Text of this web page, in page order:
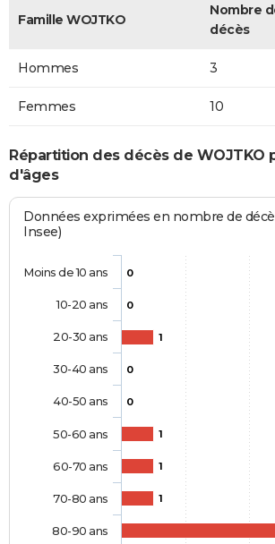
Famille WOJTKO
Nombre
décès
Hommes 3
Femmes 10
Répartition des décès de WOJTKO
d'âges
Données exprimées en nombre de
Insee)
0
0
1
0
0
1
1
1
Moins de 10 ans
10-20 ans
20-30 ans
30-40 ans
40-50 ans
50-60 ans
60-70 ans
70-80 ans
80-90 ans